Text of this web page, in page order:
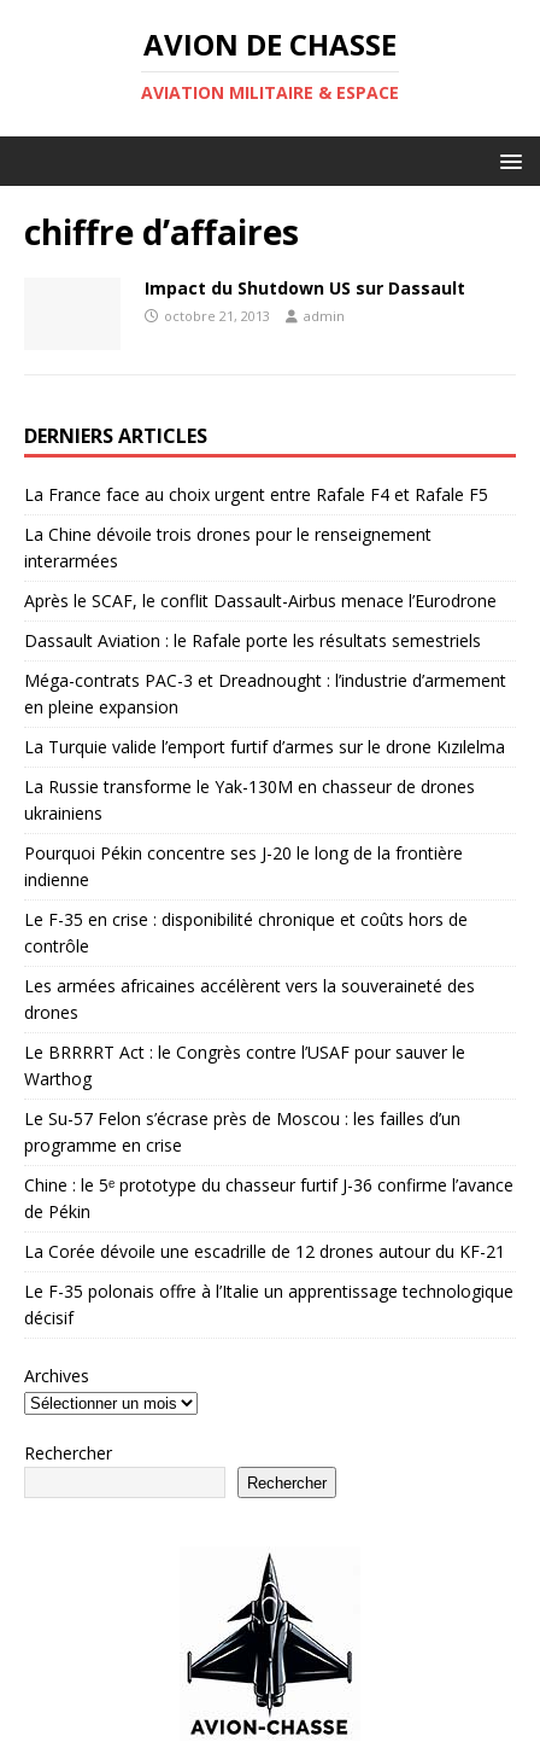
AVION DE CHASSE
AVIATION MILITAIRE & ESPACE
chiffre d’affaires
Impact du Shutdown US sur Dassault
octobre 21, 2013 admin
DERNIERS ARTICLES
La France face au choix urgent entre Rafale F4 et Rafale F5
La Chine dévoile trois drones pour le renseignement
interarmées
Après le SCAF, le conflit Dassault-Airbus menace l’Eurodrone
Dassault Aviation : le Rafale porte les résultats semestriels
Méga-contrats PAC-3 et Dreadnought : l’industrie d’armement
en pleine expansion
La Turquie valide l’emport furtif d’armes sur le drone Kızılelma
La Russie transforme le Yak-130M en chasseur de drones
ukrainiens
Pourquoi Pékin concentre ses J-20 le long de la frontière
indienne
Le F-35 en crise : disponibilité chronique et coûts hors de
contrôle
Les armées africaines accélèrent vers la souveraineté des
drones
Le BRRRRT Act : le Congrès contre l’USAF pour sauver le
Warthog
Le Su-57 Felon s’écrase près de Moscou : les failles d’un
programme en crise
Chine : le 5ᵉ prototype du chasseur furtif J-36 confirme l’avance
de Pékin
La Corée dévoile une escadrille de 12 drones autour du KF-21
Le F-35 polonais offre à l’Italie un apprentissage technologique
décisif
Archives
Rechercher
Rechercher